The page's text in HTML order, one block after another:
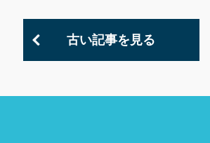
古い記事を見る